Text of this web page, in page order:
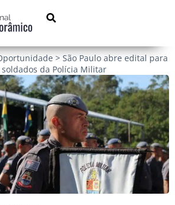
> São Paulo abre edital para
da Polícia Militar